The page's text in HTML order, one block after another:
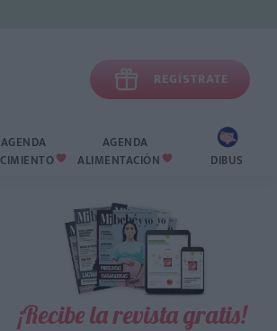
 REGÍSTRATE
AGENDA

AGENDA
ALIMENTACIÓN  DIBUS
¡Recibe la revista gratis!